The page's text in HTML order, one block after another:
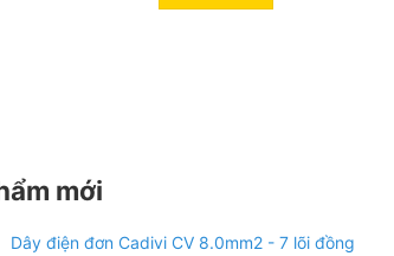
mới
Dây điện đơn Cadivi CV 8.0mm2 - 7 lõi đồng